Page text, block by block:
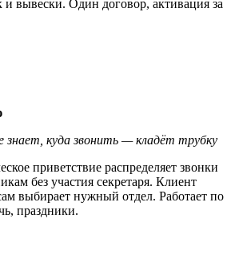
и вывески. Один договор, активация за
знает, куда звонить — кладёт трубку
приветствие распределяет звонки
без участия секретаря. Клиент
выбирает нужный отдел. Работает по
праздники.